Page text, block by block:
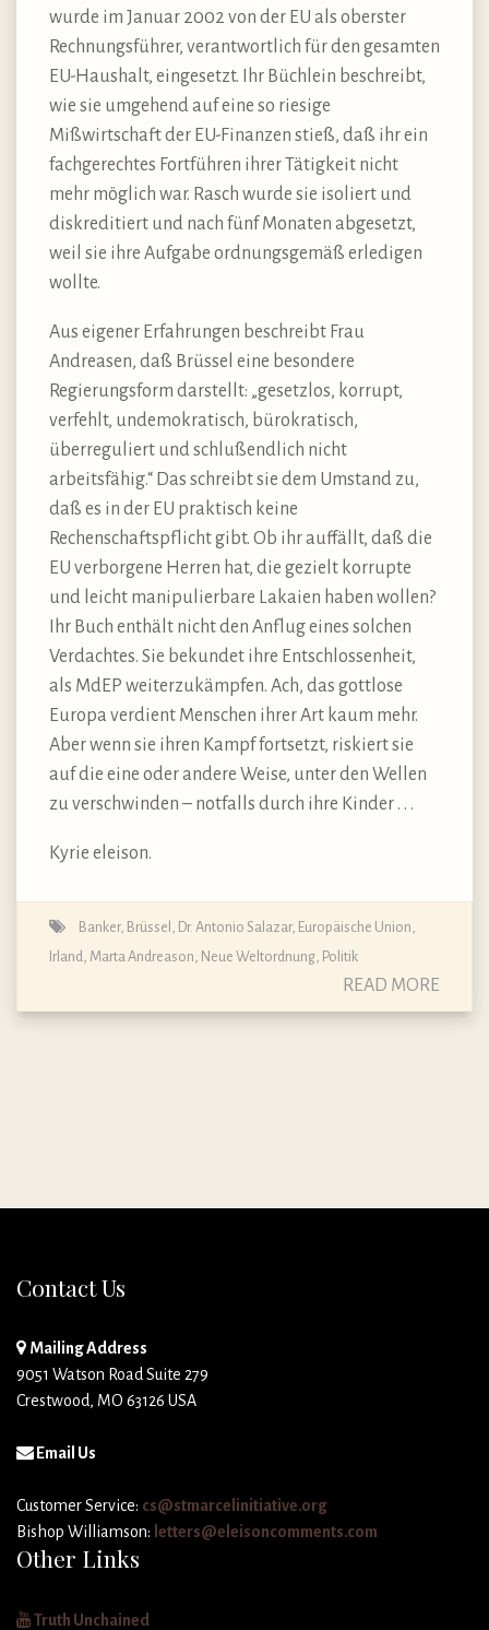
wurde im Januar 2002 von der EU als oberster
Rechnungsführer, verantwortlich für den gesamten
EU-Haushalt, eingesetzt. Ihr Büchlein beschreibt,
wie sie umgehend auf eine so riesige
Mißwirtschaft der EU-Finanzen stieß, daß ihr ein
fachgerechtes Fortführen ihrer Tätigkeit nicht
mehr möglich war. Rasch wurde sie isoliert und
diskreditiert und nach fünf Monaten abgesetzt,
weil sie ihre Aufgabe ordnungsgemäß erledigen
wollte.
Aus eigener Erfahrungen beschreibt Frau
Andreasen, daß Brüssel eine besondere
Regierungsform darstellt: „gesetzlos, korrupt,
verfehlt, undemokratisch, bürokratisch,
überreguliert und schlußendlich nicht
arbeitsfähig.“ Das schreibt sie dem Umstand zu,
daß es in der EU praktisch keine
Rechenschaftspflicht gibt. Ob ihr auffällt, daß die
EU verborgene Herren hat, die gezielt korrupte
und leicht manipulierbare Lakaien haben wollen?
Ihr Buch enthält nicht den Anflug eines solchen
Verdachtes. Sie bekundet ihre Entschlossenheit,
als MdEP weiterzukämpfen. Ach, das gottlose
Europa verdient Menschen ihrer Art kaum mehr.
Aber wenn sie ihren Kampf fortsetzt, riskiert sie
auf die eine oder andere Weise, unter den Wellen
zu verschwinden – notfalls durch ihre Kinder . . .
Kyrie eleison.
Banker, Brüssel Dr. Antonio Salazar, Europäische Union
Irland Marta Andreason Neue Weltordnung Politik
READ MORE
Contact Us
Mailing Address
9051 Watson Road Suite 279
Crestwood, MO 63126 USA
Email Us
Customer Service: cs@stmarcelinitiative.org
Bishop Williamson: letters@eleisoncomments.com
Other Links
Truth Unchained